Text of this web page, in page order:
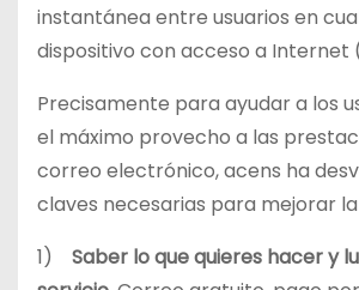
instantánea entre usuarios en
dispositivo con acceso a Internet
Precisamente para ayudar a los
el máximo provecho a las
correo electrónico, acens ha
claves necesarias para mejorar
1) Saber lo que quieres hacer y